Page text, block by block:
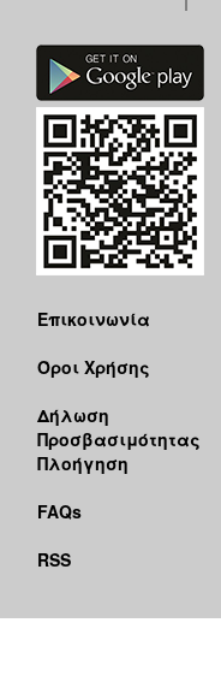
Επικοινωνία
Όροι Χρήσης
Δήλωση
Προσβασιμότητας
Πλοήγηση
FAQs
RSS